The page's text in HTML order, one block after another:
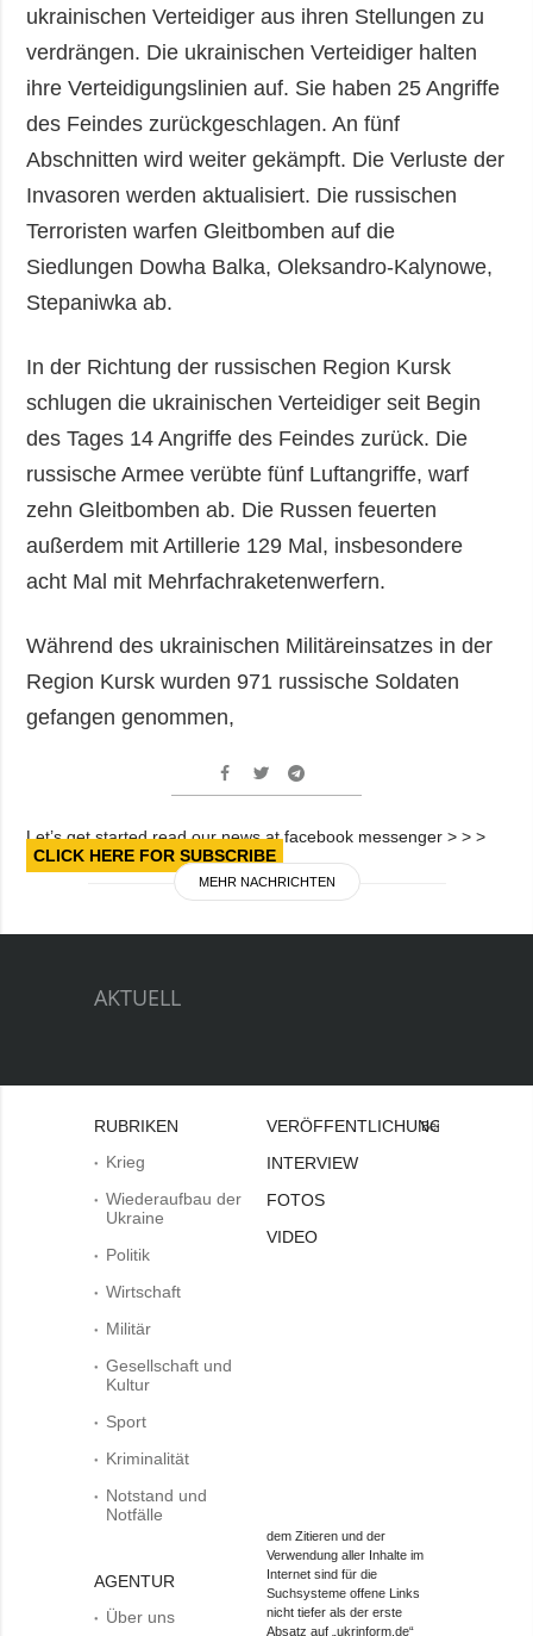
ukrainischen Verteidiger aus ihren Stellungen zu
verdrängen. Die ukrainischen Verteidiger halten
ihre Verteidigungslinien auf. Sie haben 25 Angriffe
des Feindes zurückgeschlagen. An fünf
Abschnitten wird weiter gekämpft. Die Verluste der
Invasoren werden aktualisiert. Die russischen
Terroristen warfen Gleitbomben auf die
Siedlungen Dowha Balka, Oleksandro-Kalynowe,
Stepaniwka ab.
In der Richtung der russischen Region Kursk
schlugen die ukrainischen Verteidiger seit Begin
des Tages 14 Angriffe des Feindes zurück. Die
russische Armee verübte fünf Luftangriffe, warf
zehn Gleitbomben ab. Die Russen feuerten
außerdem mit Artillerie 129 Mal, insbesondere
acht Mal mit Mehrfachraketenwerfern.
Während des ukrainischen Militäreinsatzes in der
Region Kursk wurden 971 russische Soldaten
gefangen genommen,
Let’s get started read our news at facebook messenger > > >
CLICK HERE FOR SUBSCRIBE
MEHR NACHRICHTEN
AKTUELL
RUBRIKEN
Krieg
Wiederaufbau der
Ukraine
Politik
Wirtschaft
Militär
Gesellschaft und
Kultur
Sport
Kriminalität
Notstand und
Notfälle
AGENTUR
Über uns
VERÖFFENTLICHUNGEN
INTERVIEW
FOTOS
VIDEO
Bei
dem Zitieren und der
Verwendung aller Inhalte im
Internet sind für die
Suchsysteme offene Links
nicht tiefer als der erste
Absatz auf „ukrinform.de“